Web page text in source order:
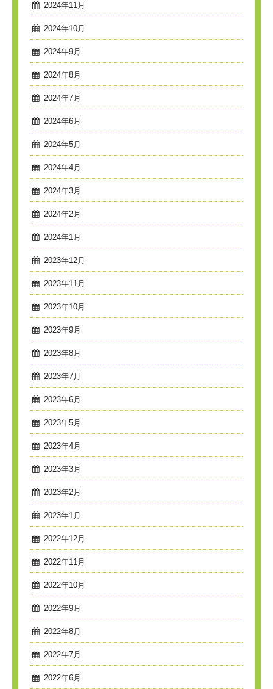
2024年11月
2024年10月
2024年9月
2024年8月
2024年7月
2024年6月
2024年5月
2024年4月
2024年3月
2024年2月
2024年1月
2023年12月
2023年11月
2023年10月
2023年9月
2023年8月
2023年7月
2023年6月
2023年5月
2023年4月
2023年3月
2023年2月
2023年1月
2022年12月
2022年11月
2022年10月
2022年9月
2022年8月
2022年7月
2022年6月